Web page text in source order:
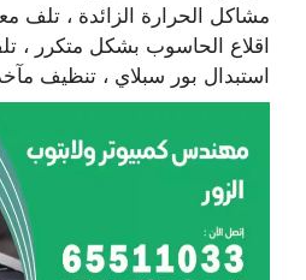
مشاكل الحرارة الزائدة ، تلف
اقلاع الحاسوب بشكل متكرر ،
استبدال بور سبلاي ، تنظيف